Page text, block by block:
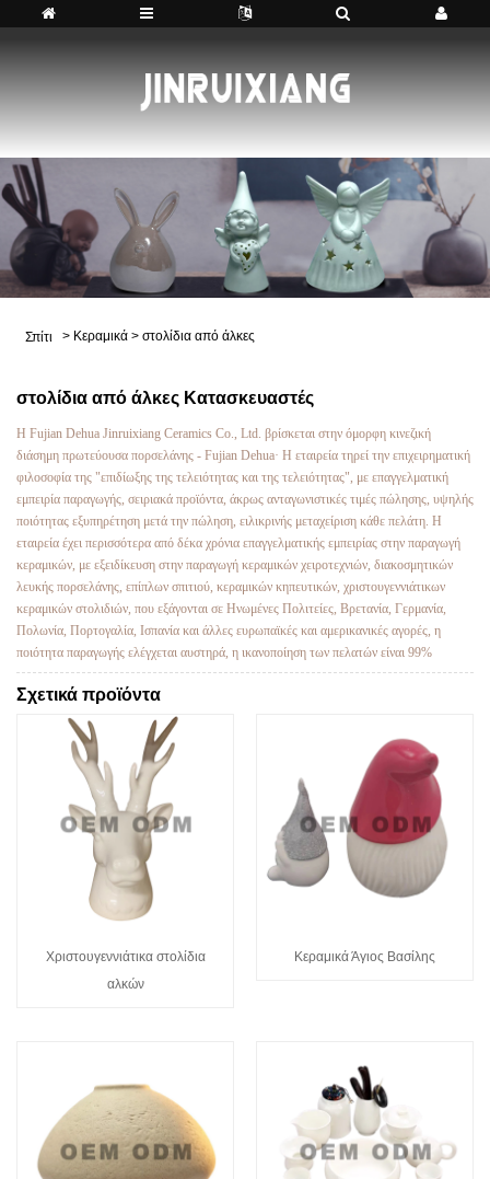
Σπίτι > Κεραμικά > στολίδια από άλκες
στολίδια από άλκες Κατασκευαστές
Η Fujian Dehua Jinruixiang Ceramics Co., Ltd. βρίσκεται στην όμορφη κινεζική
διάσημη πρωτεύουσα πορσελάνης - Fujian Dehua· Η εταιρεία τηρεί την επιχειρηματική
φιλοσοφία της "επιδίωξης της τελειότητας και της τελειότητας", με επαγγελματική
εμπειρία παραγωγής, σειριακά προϊόντα, άκρως ανταγωνιστικές τιμές πώλησης, υψηλής
ποιότητας εξυπηρέτηση μετά την πώληση, ειλικρινής μεταχείριση κάθε πελάτη. Η
εταιρεία έχει περισσότερα από δέκα χρόνια επαγγελματικής εμπειρίας στην παραγωγή
κεραμικών, με εξειδίκευση στην παραγωγή κεραμικών χειροτεχνιών, διακοσμητικών
λευκής πορσελάνης, επίπλων σπιτιού, κεραμικών κηπευτικών, χριστουγεννιάτικων
κεραμικών στολιδιών, που εξάγονται σε Ηνωμένες Πολιτείες, Βρετανία, Γερμανία,
Πολωνία, Πορτογαλία, Ισπανία και άλλες ευρωπαϊκές και αμερικανικές αγορές, η
ποιότητα παραγωγής ελέγχεται αυστηρά, η ικανοποίηση των πελατών είναι 99%
Σχετικά προϊόντα
Χριστουγεννιάτικα στολίδια
αλκών
Κεραμικά Άγιος Βασίλης